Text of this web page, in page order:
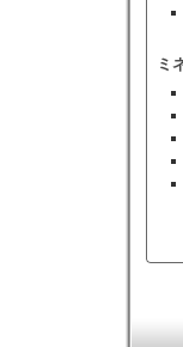
ミ